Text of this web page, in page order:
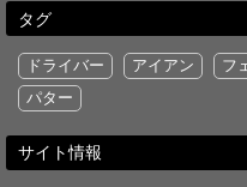
タグ
ドライバー アイアン フ
パター
サイト情報